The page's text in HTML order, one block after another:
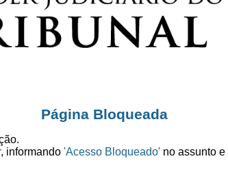
Página Bloqueada
, informando 'Acesso Bloqueado' no assunto